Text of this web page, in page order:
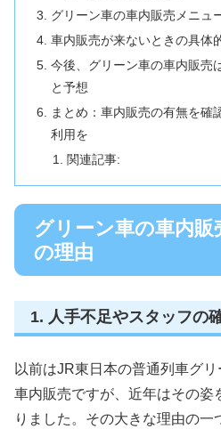
グリーン車の車内販売メニュ
車内販売が来ないときの具体
今後、グリーン車の車内販売
と予想
まとめ：車内販売の有無を確
利用を
関連記事:
グリーン車の車内販
の理由
1. 人手不足やスタッフの
以前はJR東日本の普通列車グ
車内販売ですが、近年はその姿
りました。その大きな理由の一